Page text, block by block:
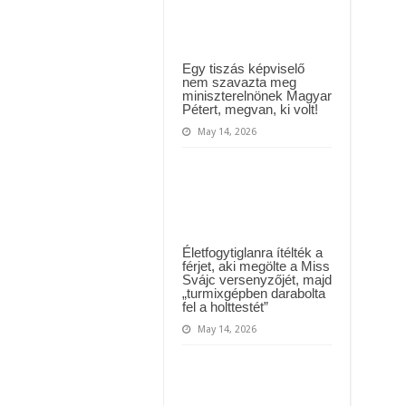
Egy tiszás képviselő
nem szavazta meg
miniszterelnönek Magyar
Pétert, megvan, ki volt!
May 14, 2026
Életfogytiglanra ítélték a
férjet, aki megölte a Miss
Svájc versenyzőjét, majd
„turmixgépben darabolta
fel a holttestét”
May 14, 2026